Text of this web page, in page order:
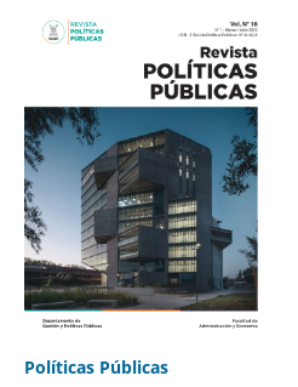
Políticas Públicas